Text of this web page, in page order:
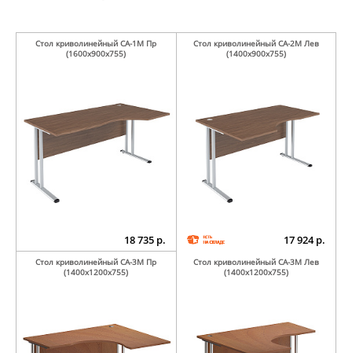
Стол криволинейный СА-1М Пр
(1600х900х755)
18 735 р.
Стол криволинейный СА-2М Лев
(1400х900х755)
17 924 р.
Стол криволинейный СА-3М Пр
(1400х1200х755)
Стол криволинейный СА-3М Лев
(1400х1200х755)